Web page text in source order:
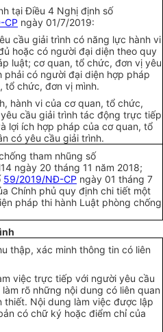
tại Điều 4 Nghị định số
CP ngày 01/7/2019:
cầu giải trình có năng lực hành vi
hoặc có người đại diện theo quy
luật; cơ quan, tổ chức, đơn vị yêu
phải có người đại diện hợp pháp
tổ chức, đơn vị mình.
hành vi của cơ quan, tổ chức,
cầu giải trình tác động trực tiếp
lợi ích hợp pháp của cơ quan, tổ
có yêu cầu giải trình.
tham nhũng số
ngày 20 tháng 11 năm 2018;
59/2019/NĐ-CP ngày 01 tháng 7
Chính phủ quy định chi tiết một
pháp thi hành Luật phòng chống
thập, xác minh thông tin có liên
việc trực tiếp với người yêu cầu
rõ những nội dung có liên quan
thiết. Nội dung làm việc được lập
có chữ ký hoặc điểm chỉ của